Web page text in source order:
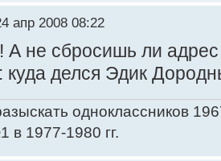
апр 2008 08:22
А не сбросишь ли
куда делся Эдик
одноклассников
1977-1980 гг.